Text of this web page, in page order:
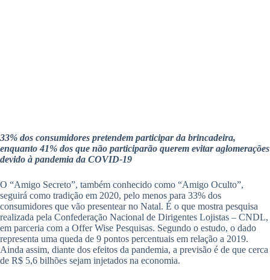
33% dos consumidores pretendem participar da brincadeira,
enquanto 41% dos que não participarão querem evitar aglomerações
devido à pandemia da COVID-19
O “Amigo Secreto”, também conhecido como “Amigo Oculto”,
seguirá como tradição em 2020, pelo menos para 33% dos
consumidores que vão presentear no Natal. É o que mostra pesquisa
realizada pela Confederação Nacional de Dirigentes Lojistas – CNDL,
em parceria com a Offer Wise Pesquisas. Segundo o estudo, o dado
representa uma queda de 9 pontos percentuais em relação a 2019.
Ainda assim, diante dos efeitos da pandemia, a previsão é de que cerca
de R$ 5,6 bilhões sejam injetados na economia.